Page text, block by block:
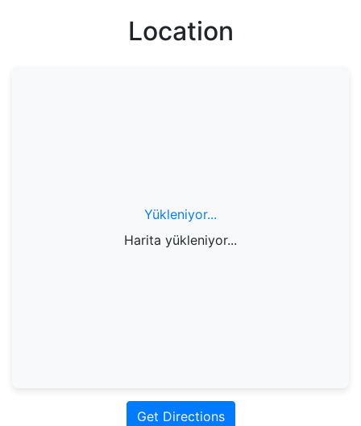
Location
Yükleniyor...
Harita yükleniyor...
Get Directions